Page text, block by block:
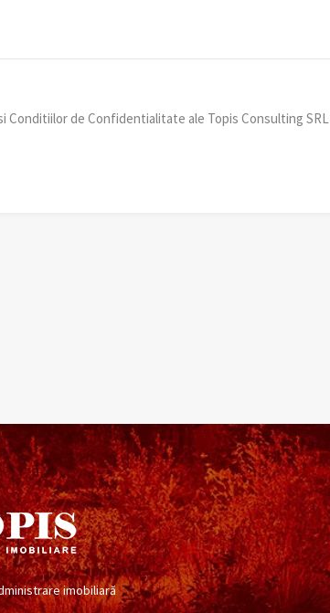
Conditiilor de Confidentialitate ale Topis Consulting SRL
imobiliară